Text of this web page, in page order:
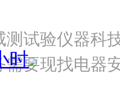
测试验仪器科
需要现找电
时